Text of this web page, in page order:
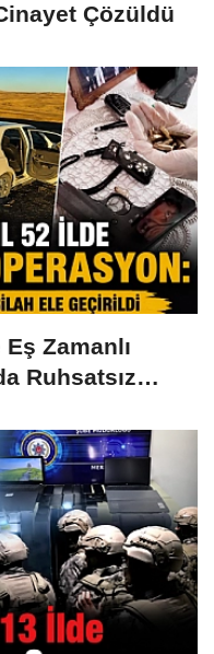
Çözüldü
Zamanlı
Ruhsatsız